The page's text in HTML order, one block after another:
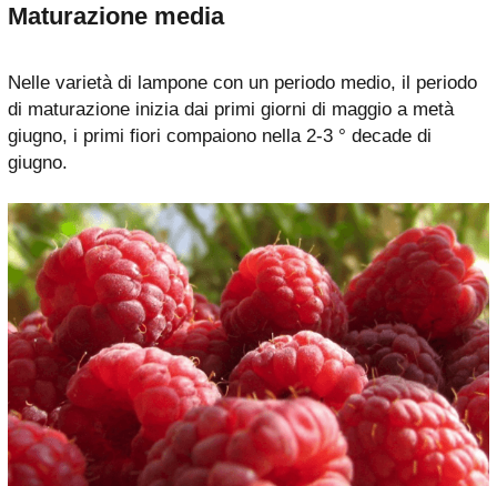
Maturazione media
Nelle varietà di lampone con un periodo medio, il periodo
di maturazione inizia dai primi giorni di maggio a metà
giugno, i primi fiori compaiono nella 2-3 ° decade di
giugno.